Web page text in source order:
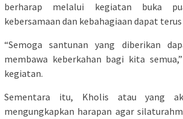
berharap melalui kegiatan buka
kebersamaan dan kebahagiaan dapat
“Semoga santunan yang diberikan
membawa keberkahan bagi kita
kegiatan.
Sementara itu, Kholis atau yang
mengungkapkan harapan agar